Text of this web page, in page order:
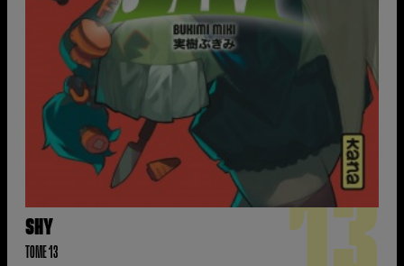
SHY
TOME 13